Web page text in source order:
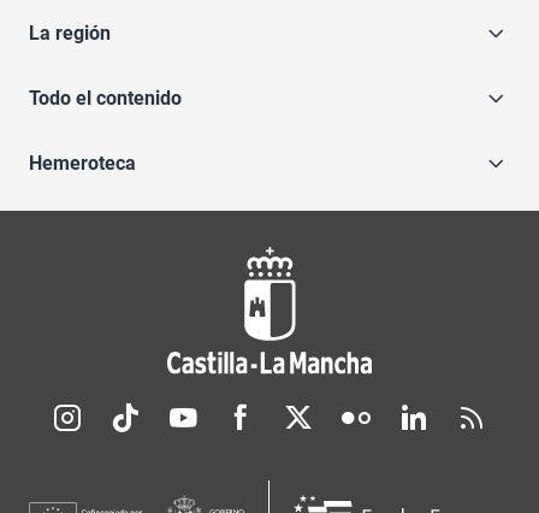
La región
Todo el contenido
Hemeroteca
Redes sociales JCCM